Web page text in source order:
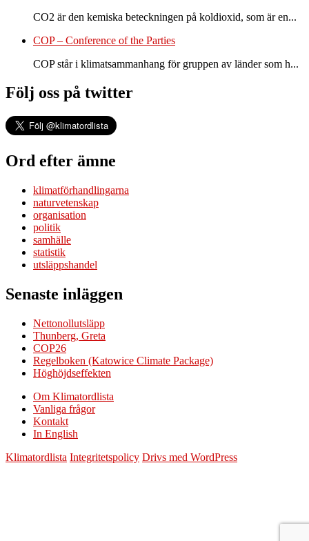
CO2 är den kemiska beteckningen på koldioxid, som är en...
COP – Conference of the Parties
COP står i klimatsammanhang för gruppen av länder som h...
Följ oss på twitter
Ord efter ämne
klimatförhandlingarna
naturvetenskap
organisation
politik
samhälle
statistik
utsläppshandel
Senaste inläggen
Nettonollutsläpp
Thunberg, Greta
COP26
Regelboken (Katowice Climate Package)
Höghöjdseffekten
Om Klimatordlista
Vanliga frågor
Kontakt
In English
Klimatordlista Integritetspolicy Drivs med WordPress